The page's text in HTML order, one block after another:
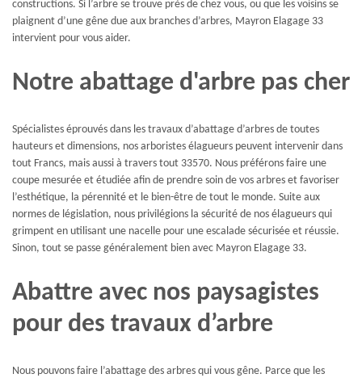
constructions. Si l’arbre se trouve près de chez vous, ou que les voisins se
plaignent d’une gêne due aux branches d’arbres, Mayron Elagage 33
intervient pour vous aider.
Notre abattage d'arbre pas cher
Spécialistes éprouvés dans les travaux d’abattage d’arbres de toutes
hauteurs et dimensions, nos arboristes élagueurs peuvent intervenir dans
tout Francs, mais aussi à travers tout 33570. Nous préférons faire une
coupe mesurée et étudiée afin de prendre soin de vos arbres et favoriser
l’esthétique, la pérennité et le bien-être de tout le monde. Suite aux
normes de législation, nous privilégions la sécurité de nos élagueurs qui
grimpent en utilisant une nacelle pour une escalade sécurisée et réussie.
Sinon, tout se passe généralement bien avec Mayron Elagage 33.
Abattre avec nos paysagistes
pour des travaux d’arbre
Nous pouvons faire l’abattage des arbres qui vous gêne. Parce que les